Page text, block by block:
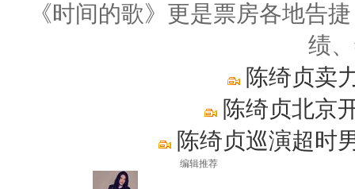
《时间的歌》更是票房各地告
绩
陈绮贞卖
陈绮贞北京
陈绮贞巡演超时
编辑推荐